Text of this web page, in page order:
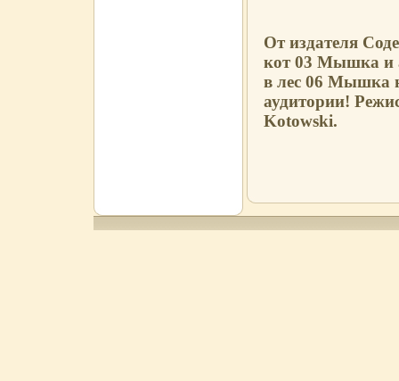
От издателя
кот 03 Мышка и
в лес 06 Мышка
аудитории!
Kotowski.